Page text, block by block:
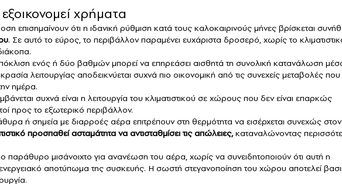
χρήματα
επισημαίνουν ότι η ιδανική ρύθμιση κατά τους καλοκαιρινούς μήνες βρίσκεται
. Σε αυτό το εύρος, το περιβάλλον παραμένει ευχάριστα δροσερό, χωρίς το
ενός ή δύο βαθμών μπορεί να επηρεάσει αισθητά τη συνολική κατανάλωση
λειτουργίας αποδεικνύεται συχνά πιο οικονομική από τις συνεχείς μεταβολές που
ημέρα.
συχνά είναι η λειτουργία του κλιματιστικού σε χώρους που δεν είναι επαρκώς
προς το εξωτερικό περιβάλλον.
ή σημεία με διαρροές αέρα επιτρέπουν στη θερμότητα να εισέρχεται συνεχώς στον
προσπαθεί ασταμάτητα να αντισταθμίσει τις απώλειες,καταναλώνοντας
παράθυρο μισάνοιχτο για ανανέωση του αέρα, χωρίς να συνειδητοποιούν ότι αυτή η
αποτύπωμα της συσκευής. Η σωστή στεγανοποίηση του χώρου αποτελεί